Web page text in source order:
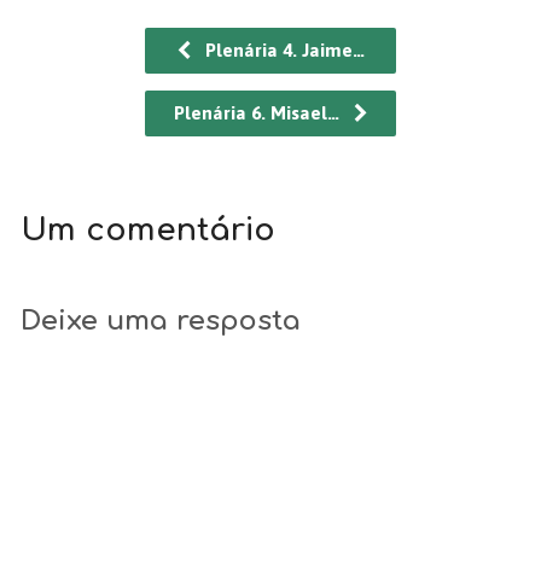
Plenária 4. Jaime…
Plenária 6. Misael…
Um comentário
Deixe uma resposta